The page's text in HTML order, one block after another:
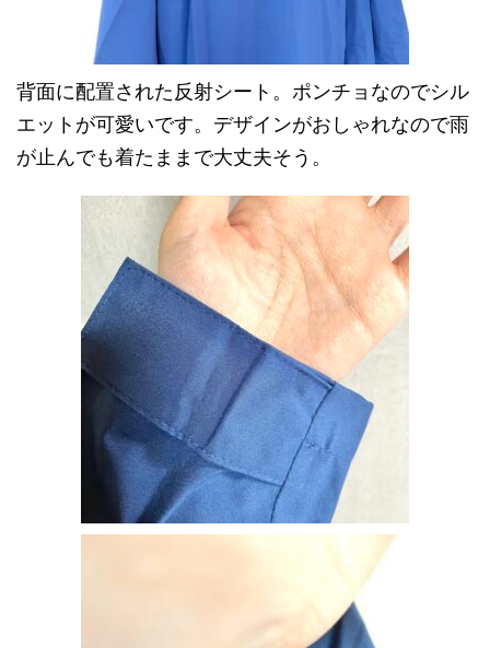
背面に配置された反射シート。ポンチョなのでシル
エットが可愛いです。デザインがおしゃれなので雨
が止んでも着たままで大丈夫そう。